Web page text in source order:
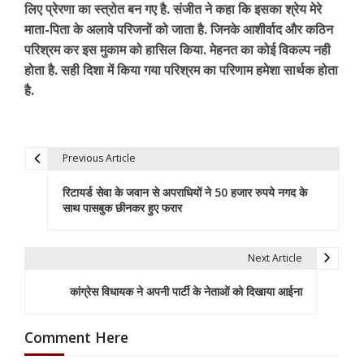
लिए प्रेरणा का स्त्रोत बन गए है. संजीत ने कहा कि इसका श्रेय मेरे
माता-पिता के अलावे परिजनों को जाता है. जिनके आशीर्वाद और कठिन
परिश्रम कर इस मुकाम को हासिल किया. मेहनत का कोई विकल्प नही
होता है. सही दिशा में किया गया परिश्रम का परिणाम हमेशा सार्थक होता
है.
v
Previous Article
रिटायर्ड सेवा के जवान से अपराधियों ने 50 हजार रुपये नगद के
साथ पासबुक छीनकर हुए फरार
Next Article
कांग्रेस विधायक ने अपनी पार्टी के नेताओं को दिखाया आईना
Comment Here